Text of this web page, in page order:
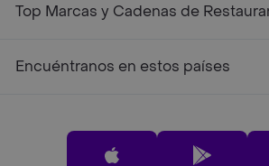
Top Marcas y Cadenas de
Encuéntranos en estos países